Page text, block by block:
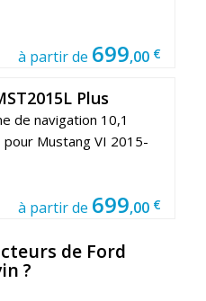
à partir de 699,00 €
Plus
de navigation 10,1
pour Mustang VI 2015-
à partir de 699,00 €
de Ford
?